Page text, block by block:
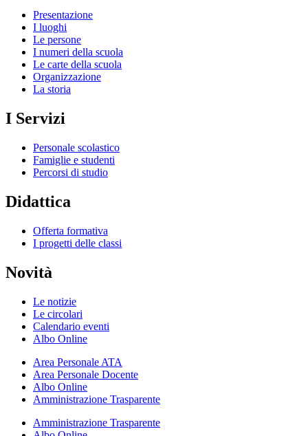
Presentazione
I luoghi
Le persone
I numeri della scuola
Le carte della scuola
Organizzazione
La storia
I Servizi
Personale scolastico
Famiglie e studenti
Percorsi di studio
Didattica
Offerta formativa
I progetti delle classi
Novità
Le notizie
Le circolari
Calendario eventi
Albo Online
Area Personale ATA
Area Personale Docente
Albo Online
Amministrazione Trasparente
Amministrazione Trasparente